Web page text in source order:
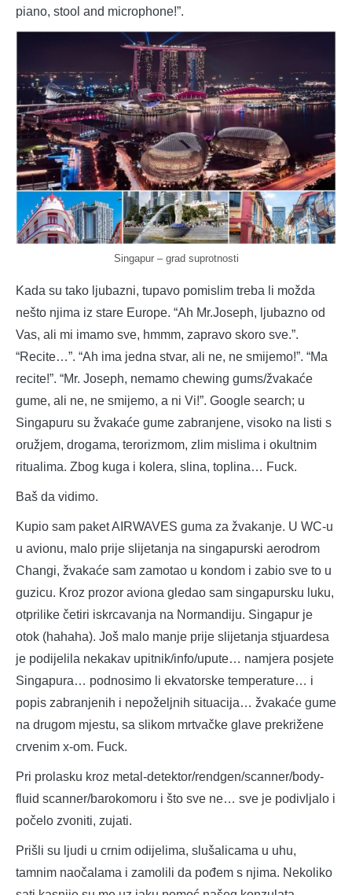
piano, stool and microphone!”.
Singapur – grad suprotnosti
Kada su tako ljubazni, tupavo pomislim treba li možda
nešto njima iz stare Europe. “Ah Mr.Joseph, ljubazno od
Vas, ali mi imamo sve, hmmm, zapravo skoro sve.”.
“Recite…”. “Ah ima jedna stvar, ali ne, ne smijemo!”. “Ma
recite!”. “Mr. Joseph, nemamo chewing gums/žvakaće
gume, ali ne, ne smijemo, a ni Vi!”. Google search; u
Singapuru su žvakaće gume zabranjene, visoko na listi s
oružjem, drogama, terorizmom, zlim mislima i okultnim
ritualima. Zbog kuga i kolera, slina, toplina… Fuck.
Baš da vidimo.
Kupio sam paket AIRWAVES guma za žvakanje. U WC-u
u avionu, malo prije slijetanja na singapurski aerodrom
Changi, žvakaće sam zamotao u kondom i zabio sve to u
guzicu. Kroz prozor aviona gledao sam singapursku luku,
otprilike četiri iskrcavanja na Normandiju. Singapur je
otok (hahaha). Još malo manje prije slijetanja stjuardesa
je podijelila nekakav upitnik/info/upute… namjera posjete
Singapura… podnosimo li ekvatorske temperature… i
popis zabranjenih i nepoželjnih situacija… žvakaće gume
na drugom mjestu, sa slikom mrtvačke glave prekrižene
crvenim x-om. Fuck.
Pri prolasku kroz metal-detektor/rendgen/scanner/body-
fluid scanner/barokomoru i što sve ne… sve je podivljalo i
počelo zvoniti, zujati.
Prišli su ljudi u crnim odijelima, slušalicama u uhu,
tamnim naočalama i zamolili da pođem s njima. Nekoliko